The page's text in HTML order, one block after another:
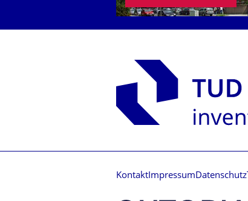
Kontakt Impressum Datenschutz